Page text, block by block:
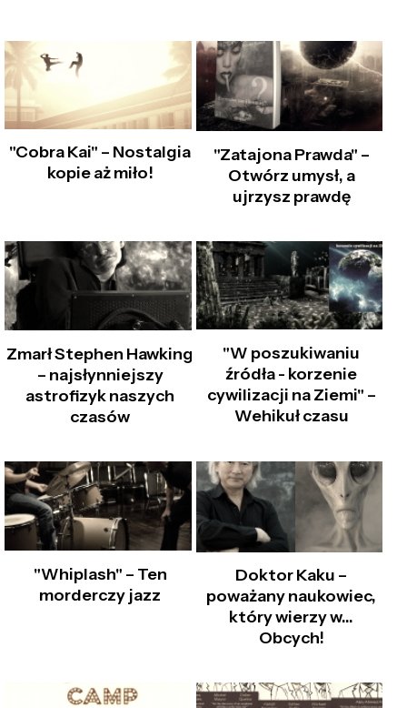
"Cobra Kai" – Nostalgia
kopie aż miło!
"Zatajona Prawda" –
Otwórz umysł, a
ujrzysz prawdę
Zmarł Stephen Hawking
– najsłynniejszy
astrofizyk naszych
czasów
"W poszukiwaniu
źródła - korzenie
cywilizacji na Ziemi" –
Wehikuł czasu
"Whiplash" – Ten
morderczy jazz
Doktor Kaku –
poważany naukowiec,
który wierzy w...
Obcych!